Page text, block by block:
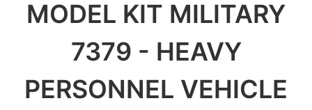
MODEL KIT MILITARY
7379 - HEAVY
PERSONNEL VEHICLE